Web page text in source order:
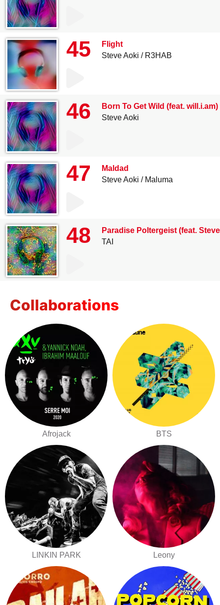
45
Flight
Steve Aoki
R3HAB
46
Born To Get Wild (feat.
Steve Aoki
47
Maldad
Steve Aoki
Maluma
48
Paradise Poltergeist (feat.
TAI
Collaborations
Afrojack BTS
LINKIN PARK Leony